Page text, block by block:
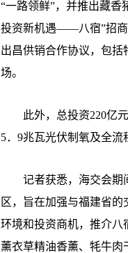
“一路领鲜”，并推出藏
投资新机遇——八宿”招商
出昌供销合作协议，包
场。
此外，总投资220亿元
5．9兆瓦光伏制氧及全流
记者获悉，海交会期间
区，旨在加强与福建省
环境和投资商机，推介八
薰衣草精油香薰、牦牛肉